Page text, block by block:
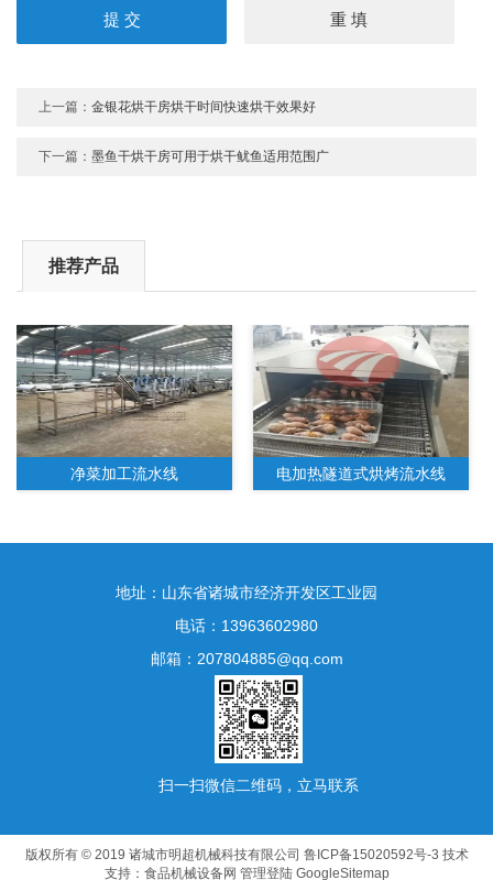
上一篇：金银花烘干房烘干时间快速烘干效果好
下一篇：墨鱼干烘干房可用于烘干鱿鱼适用范围广
推荐产品
净菜加工流水线 电加热隧道式烘烤流水线
水果净菜加工生产线
地址：山东省诸城市经济开发区工业园
电话：13963602980
邮箱：207804885@qq.com
扫一扫微信二维码，立马联系
版权所有 © 2019 诸城市明超机械科技有限公司 鲁ICP备15020592号-3 技术
支持： 食品机械设备网 管理登陆 GoogleSitemap